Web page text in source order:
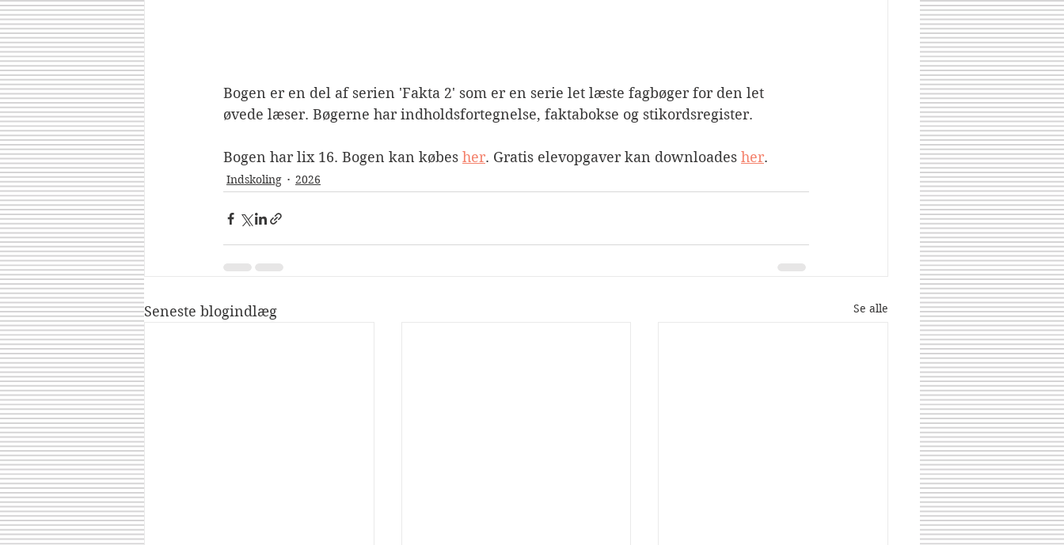
Bogen er en del af serien 'Fakta 2' som er en serie let læste fagbøger for den let
øvede læser. Bøgerne har indholdsfortegnelse, faktabokse og stikordsregister.
Bogen har lix 16. Bogen kan købes her. Gratis elevopgaver kan downloades her.
Indskoling 2026
Seneste blogindlæg Se alle